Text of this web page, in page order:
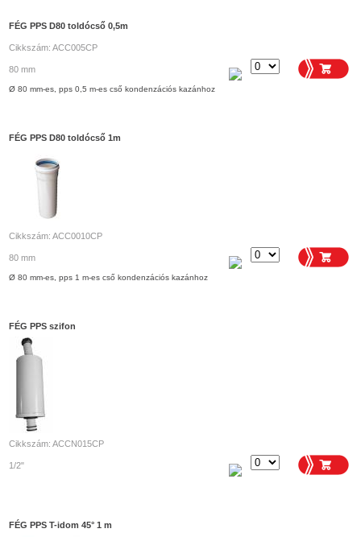
FÉG PPS D80 toldócső 0,5m
Cikkszám: ACC005CP
80 mm
Ø 80 mm-es, pps 0,5 m-es cső kondenzációs kazánhoz
FÉG PPS D80 toldócső 1m
Cikkszám: ACC0010CP
80 mm
Ø 80 mm-es, pps 1 m-es cső kondenzációs kazánhoz
FÉG PPS szifon
Cikkszám: ACCN015CP
1/2"
FÉG PPS T-idom 45° 1 m